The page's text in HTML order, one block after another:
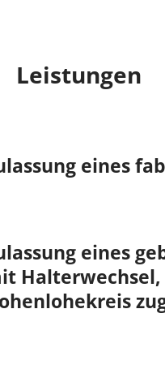
Leistungen
eines
eines
Halterwechsel,